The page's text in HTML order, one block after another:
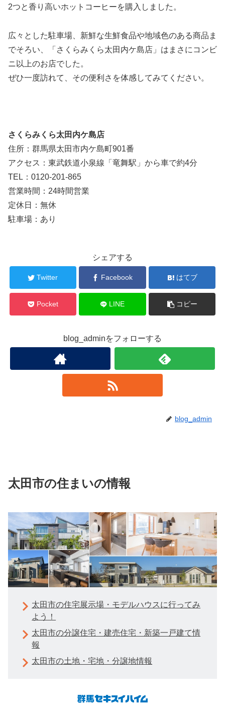
2つと香り高いホットコーヒーを購入しました。
広々とした駐車場、新鮮な生鮮食品や地域色のある商品ま
でそろい、「さくらみくら太田内ケ島店」はまさにコンビ
ニ以上のお店でした。
ぜひ一度訪れて、その便利さを体感してみてください。
さくらみくら太田内ケ島店
住所：群馬県太田市内ケ島町901番
アクセス：東武鉄道小泉線「竜舞駅」から車で約4分
TEL：0120-201-865
営業時間：24時間営業
定休日：無休
駐車場：あり
シェアする
Twitter Facebook はてブ
Pocket LINE コピー
blog_adminをフォローする
blog_admin
太田市の住まいの情報
太田市の住宅展示場・モデルハウスに行ってみ
よう！
太田市の分譲住宅・建売住宅・新築一戸建て情
報
太田市の土地・宅地・分譲地情報